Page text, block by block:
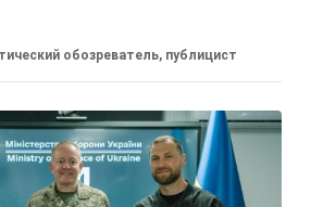
обозреватель, публицист